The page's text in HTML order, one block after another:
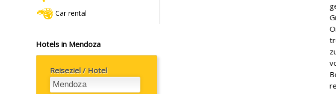
Car rental
Hotels in Mendoza
Reiseziel / Hotel